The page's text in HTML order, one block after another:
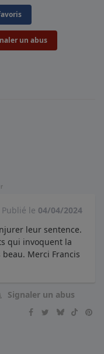
un abus
Publié le 04/04/2024
leur sentence.
qui invoquent la
Merci Francis
Signaler un abus